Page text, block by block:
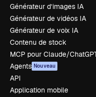
Générateur d’images IA
Générateur de vidéos IA
Générateur de voix IA
Contenu de stock
MCP pour Claude/
Agents Nouveau
API
Application mobile